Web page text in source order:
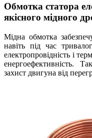
Обмотка статора
якісного мідного
Мідна обмотка
навіть під час
електропровідність і
енергоефективність.
захист двигуна від